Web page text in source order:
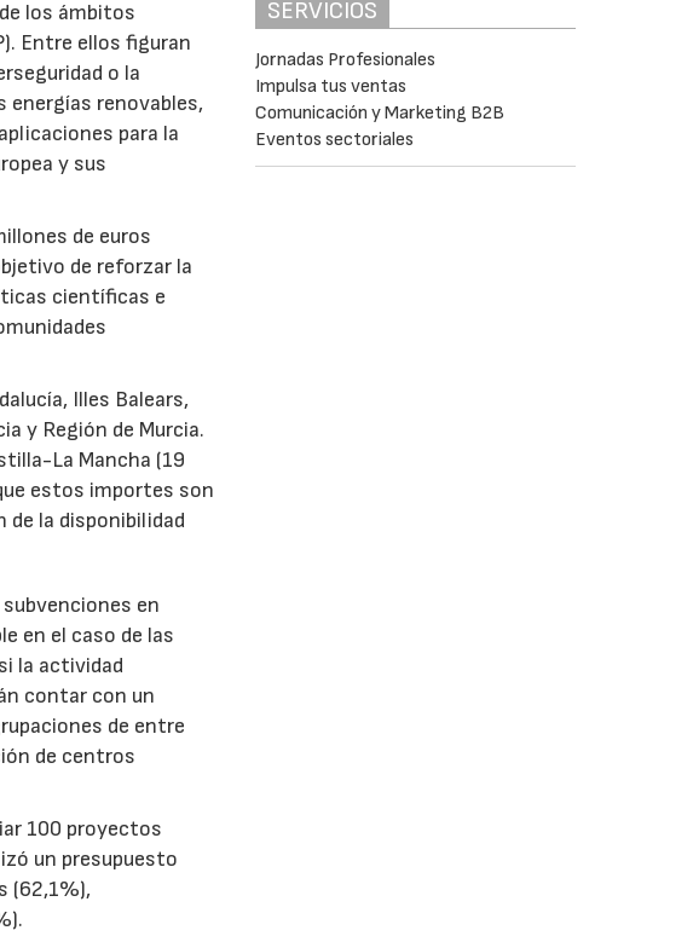
los ámbitos
Entre ellos figuran
o la
renovables,
para la
y sus
de euros
de reforzar la
científicas e
Illes Balears,
y Región de Murcia.
La Mancha (19
estos importes son
la disponibilidad
en
en el caso de las
la actividad
contar con un
de entre
de centros
100 proyectos
un presupuesto
(62,1%),
SERVICIOS
Jornadas Profesionales
Impulsa tus ventas
Comunicación y Marketing B2B
Eventos sectoriales